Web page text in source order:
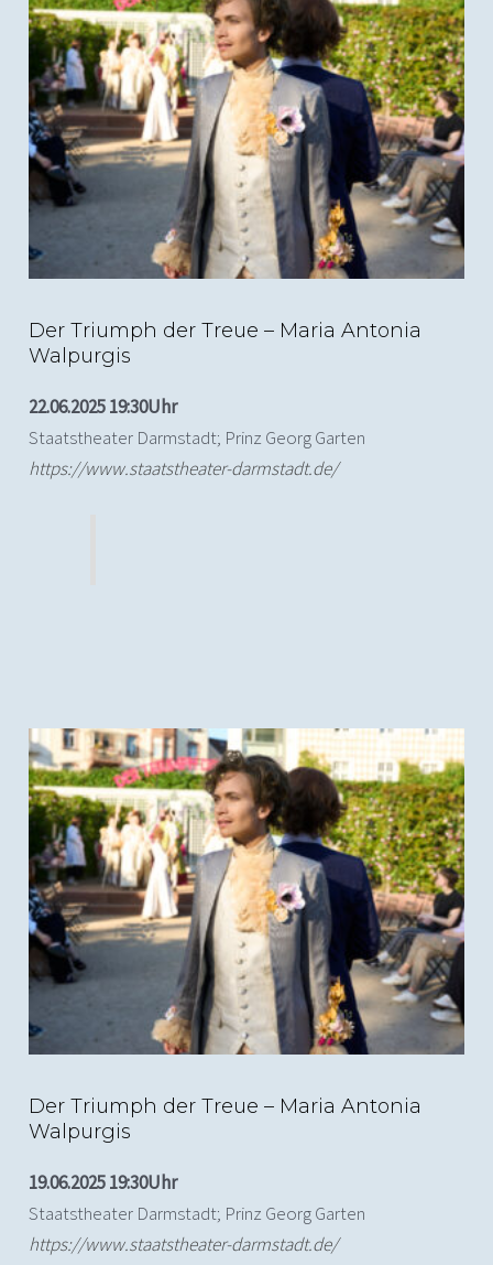
(c) Nils Heck; Der Triumph der Treue, Staatstheater
Darmstadt
Der Triumph der Treue – Maria Antonia
Walpurgis
22.06.2025 19:30Uhr
Staatstheater Darmstadt; Prinz Georg Garten
https://www.staatstheater-darmstadt.de/
(c) Nils Heck; Der Triumph der Treue, Staatstheater
Darmstadt
Der Triumph der Treue – Maria Antonia
Walpurgis
19.06.2025 19:30Uhr
Staatstheater Darmstadt; Prinz Georg Garten
https://www.staatstheater-darmstadt.de/